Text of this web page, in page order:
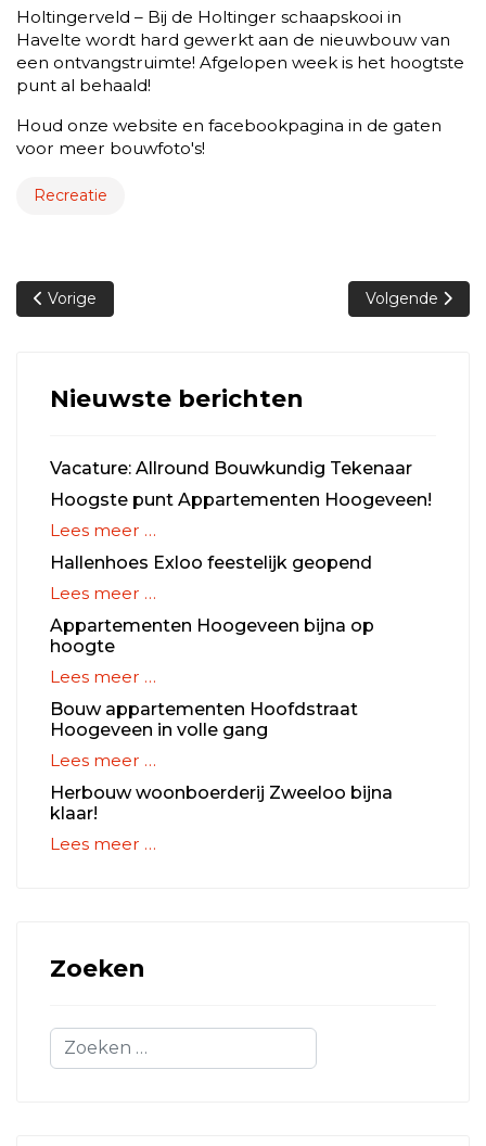
Holtingerveld – Bij de Holtinger schaapskooi in
Havelte wordt hard gewerkt aan de nieuwbouw van
een ontvangstruimte! Afgelopen week is het hoogtste
punt al behaald!
Houd onze website en facebookpagina in de gaten
voor meer bouwfoto's!
Recreatie
Vorig artikel: Gevelbekleding woonhuis Diepstroeten
Vorige Volgende
Volgende
Nieuwste berichten
Vacature: Allround Bouwkundig Tekenaar
Hoogste punt Appartementen Hoogeveen!
Lees meer …
Hallenhoes Exloo feestelijk geopend
Lees meer …
Appartementen Hoogeveen bijna op
hoogte
Lees meer …
Bouw appartementen Hoofdstraat
Hoogeveen in volle gang
Lees meer …
Herbouw woonboerderij Zweeloo bijna
klaar!
Lees meer …
Zoeken
Zoeken